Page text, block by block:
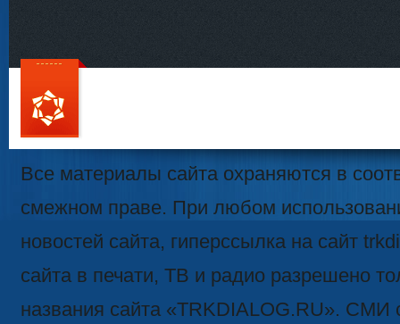
111
Все материалы сайта охраняются в
смежном праве. При любом
новостей сайта, гиперссылка на сайт
сайта в печати, ТВ и радио разрешено
названия сайта «TRKDIALOG.RU». СМИ